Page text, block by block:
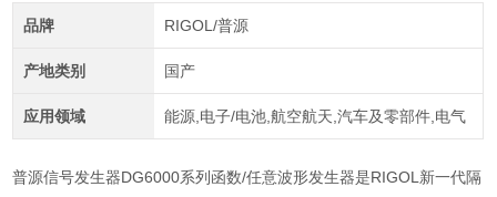
品牌 RIGOL/普源
产地类别 国产
应用领域 能源,电子/电池,航空航天,汽车及零部件,电气
普源信号发生器DG6000系列函数/任意波形发生器是RIGOL新一代隔